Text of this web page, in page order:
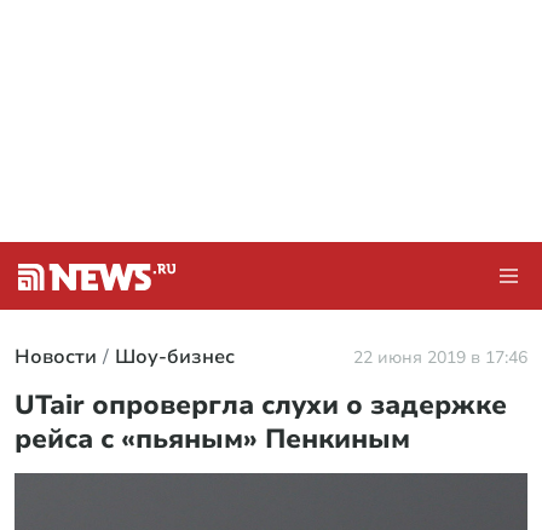
Новости Шоу-бизнес 22 июня 2019 в 17:46
UTair опровергла слухи о задержке
рейса с «пьяным» Пенкиным